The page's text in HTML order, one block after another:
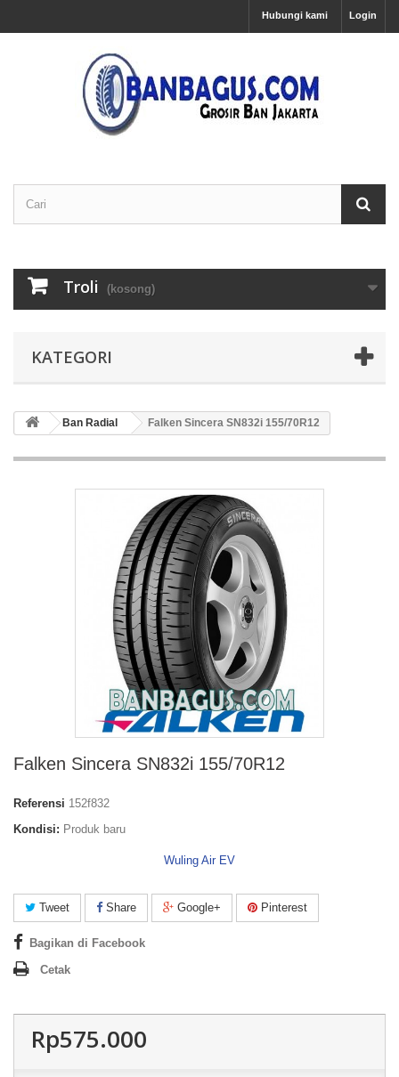
Login
Hubungi kami
Troli (kosong)
KATEGORI
Ban Radial Falken Sincera SN832i 155/70R12
Falken Sincera SN832i 155/70R12
Referensi 152f832
Kondisi: Produk baru
Wuling Air EV
Tweet Share Google+ Pinterest
Bagikan di Facebook
Cetak
Rp575.000